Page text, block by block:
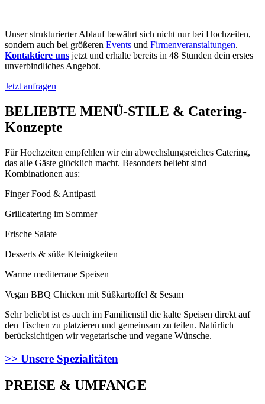
Unser strukturierter Ablauf bewährt sich nicht nur bei Hochzeiten,
sondern auch bei größeren Events und Firmenveranstaltungen.
Kontaktiere uns jetzt und erhalte bereits in 48 Stunden dein erstes
unverbindliches Angebot.
Jetzt anfragen
BELIEBTE MENÜ-STILE & Catering-
Konzepte
Für Hochzeiten empfehlen wir ein abwechslungsreiches Catering,
das alle Gäste glücklich macht. Besonders beliebt sind
Kombinationen aus:
Finger Food & Antipasti
Grillcatering im Sommer
Frische Salate
Desserts & süße Kleinigkeiten
Warme mediterrane Speisen
Vegan BBQ Chicken mit Süßkartoffel & Sesam
Sehr beliebt ist es auch im Familienstil die kalte Speisen direkt auf
den Tischen zu platzieren und gemeinsam zu teilen. Natürlich
berücksichtigen wir vegetarische und vegane Wünsche.
>> Unsere Spezialitäten
PREISE & UMFANGE